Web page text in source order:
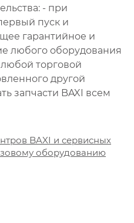
- при
пуск и
гарантийное и
любого оборудования
торговой
другой
запчасти BAXI всем
BAXI и сервисных
оборудованию